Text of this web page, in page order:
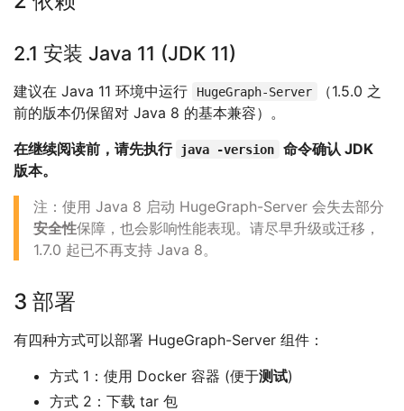
2.1 安装 Java 11 (JDK 11)
建议在 Java 11 环境中运行 HugeGraph-Server
（1.5.0 之
前的版本仍保留对 Java 8 的基本兼容）。
在继续阅读前，请先执行 java -version
命令确认 JDK
版本。
注：使用 Java 8 启动 HugeGraph-Server 会失去部分
安全性保障，也会影响性能表现。请尽早升级或迁移，
1.7.0 起已不再支持 Java 8。
3 部署
有四种方式可以部署 HugeGraph-Server 组件：
方式 1：使用 Docker 容器 (便于测试)
方式 2：下载 tar 包